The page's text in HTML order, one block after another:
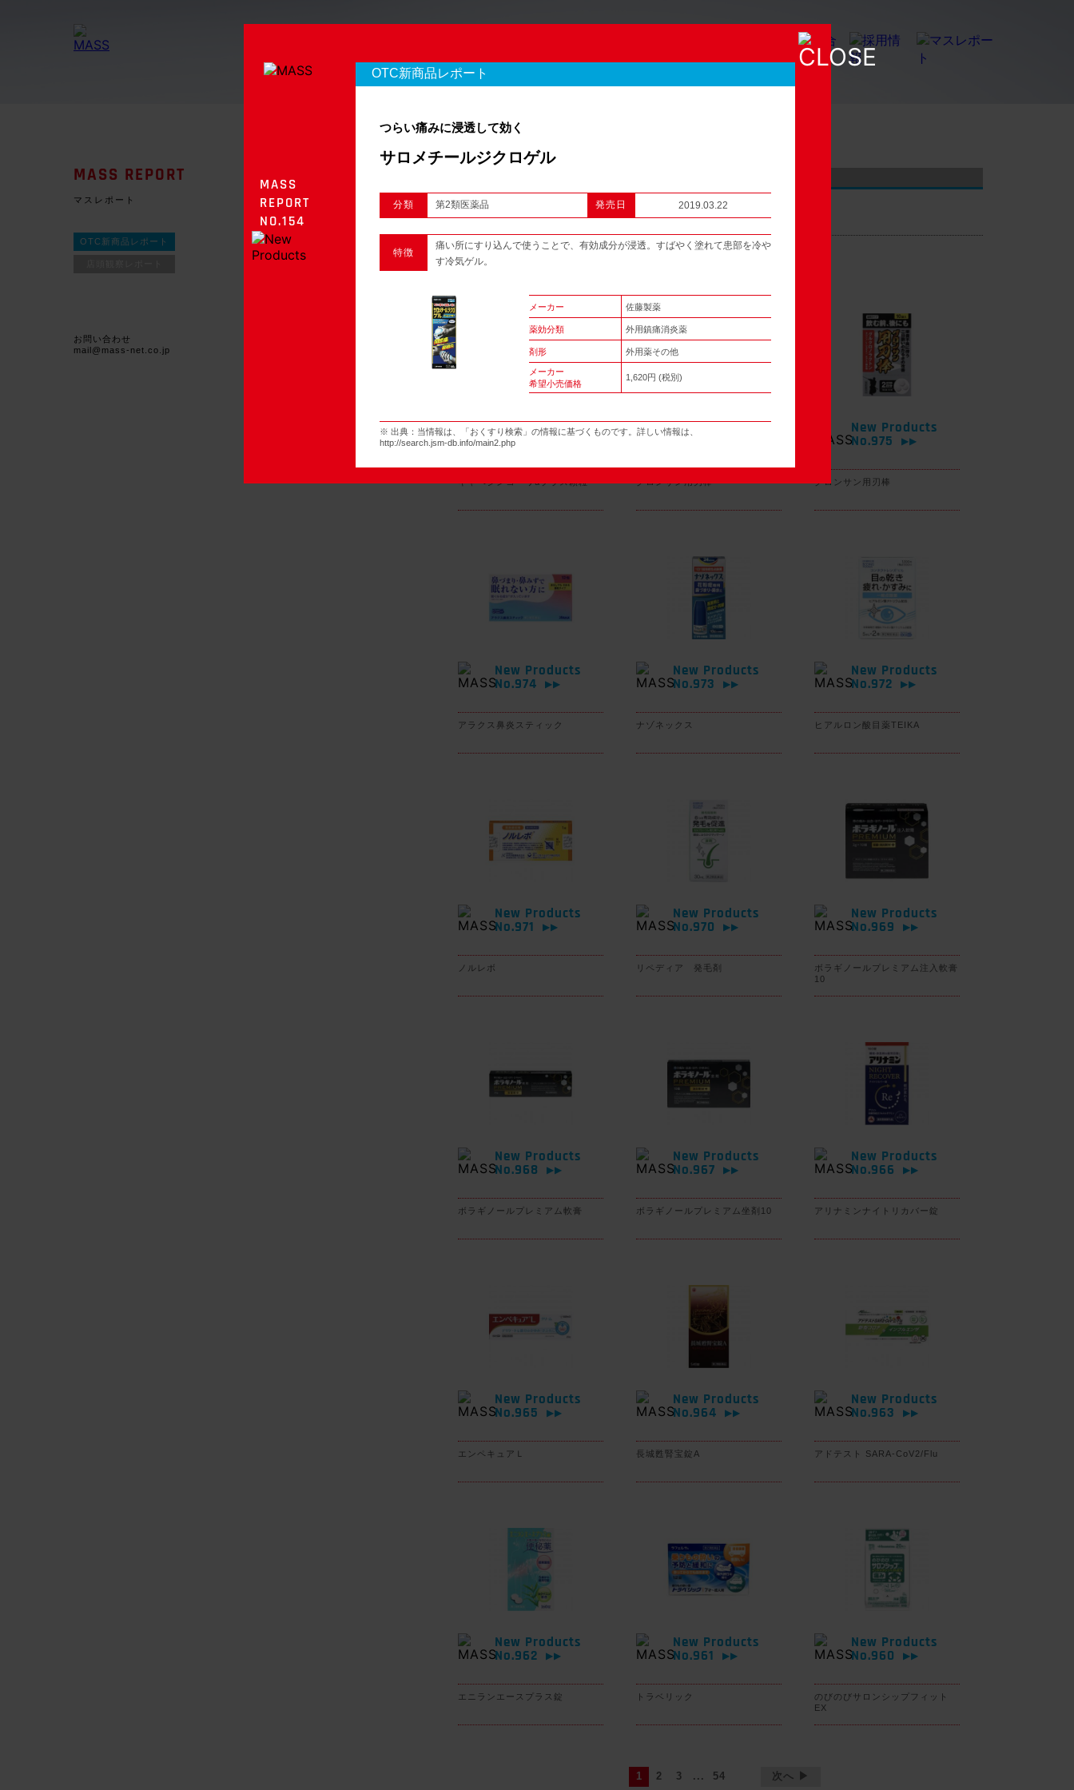
MASS REPORT
マスレポート
OTC新商品レポート
お問い合わせ
mail@mass-net.co.jp
970 件のレポート
New Products
No.977
キャベジンコーワαプラス顆粒
New Products
グロンサン用刃棒
New Products
No.975
▶▶
グロンサン用刃棒
New Products
No.974
▶▶
アラクス鼻炎スティック
New Products
No.973
▶▶
ナゾネックス
New Products
No.972
▶▶
ヒアルロン酸目薬TEIKA
New Products
No.971
▶▶
ノルレボ
New Products
No.970
▶▶
リペディア 発毛剤
New Products
No.969
▶▶
ボラギノールプレミアム注入軟膏
10
New Products
No.968
▶▶
ボラギノールプレミアム軟膏
New Products
No.967
▶▶
ボラギノールプレミアム坐剤10
New Products
No.966
▶▶
アリナミンナイトリカバー錠
New Products
No.965
▶▶
エンペキュアＬ
New Products
No.964
▶▶
長城甦腎宝錠A
New Products
No.963
▶▶
アドテスト SARA-CoV2/Flu
New Products
No.962
▶▶
エニランエースプラス錠
New Products
No.961
▶▶
トラベリック
New Products
No.960
▶▶
のびのびサロンシップフィット
EX
1 2 3 ... 54 次へ ▶
MASS
REPORT
NO.154
OTC新商品レポート
つらい痛みに浸透して効く
サロメチールジクロゲル
分類 第2類医薬品 発売日 2019.03.22
特徴
痛い所にすり込んで使うことで、有効成分が浸透。すばやく塗れて患部を冷や
す冷気ゲル。
メーカー 佐藤製薬
薬効分類 外用鎮痛消炎薬
剤形 外用薬その他
メーカー
希望小売価格
1,620円 (税別)
※ 出典：当情報は、「おくすり検索」の情報に基づくものです。詳しい情報は、
http://search.jsm-db.info/main2.php